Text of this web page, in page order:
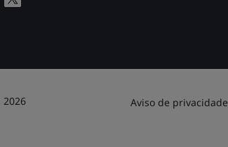
Aviso de privacidade